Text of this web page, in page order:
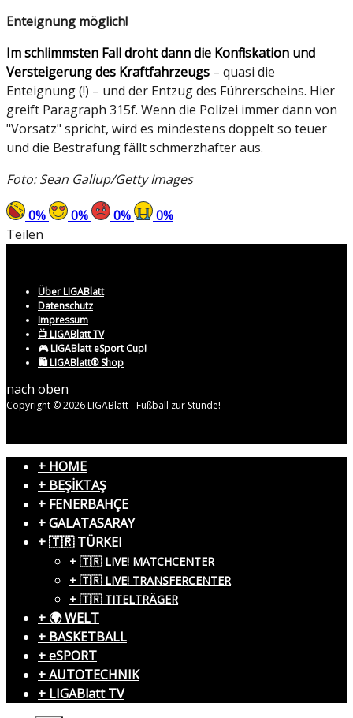
Enteignung möglich!
Im schlimmsten Fall droht dann die Konfiskation und
Versteigerung des Kraftfahrzeugs – quasi die
Enteignung (!) – und der Entzug des Führerscheins. Hier
greift Paragraph 315f. Wenn die Polizei immer dann von
"Vorsatz" spricht, wird es mindestens doppelt so teuer
und die Bestrafung fällt schmerzhafter aus.
Foto: Sean Gallup/Getty Images
0% 0% 0% 0%
Teilen
Über LIGABlatt
Datenschutz
Impressum
📺 LIGABlatt TV
🎮 LIGABlatt eSport Cup!
🛍️ LIGABlatt® Shop
nach oben
Copyright © 2026 LIGABlatt - Fußball zur Stunde!
+ HOME
+ BEŞİKTAŞ
+ FENERBAHÇE
+ GALATASARAY
+ 🇹🇷 TÜRKEI
+ 🇹🇷 LIVE! MATCHCENTER
+ 🇹🇷 LIVE! TRANSFERCENTER
+ 🇹🇷 TITELTRÄGER
+ 🌍 WELT
+ BASKETBALL
+ eSPORT
+ AUTOTECHNIK
+ LIGABlatt TV